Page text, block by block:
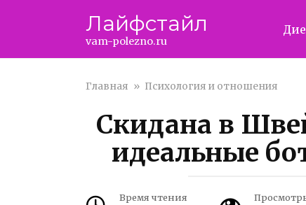
Лайфстайл
vam-polezno.ru
Главная » Психология и отношения
Скидана в
идеальные
Время чтения